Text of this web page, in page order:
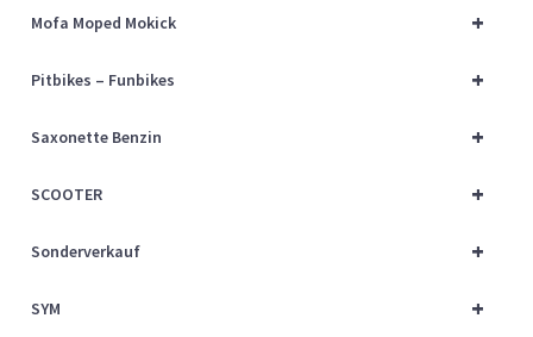
+
Mofa Moped Mokick
+
Pitbikes – Funbikes
+
Saxonette Benzin
+
SCOOTER
+
Sonderverkauf
+
SYM